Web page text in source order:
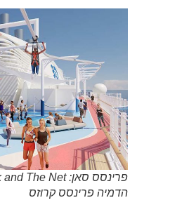
הדמיה פרינסס קרוזס